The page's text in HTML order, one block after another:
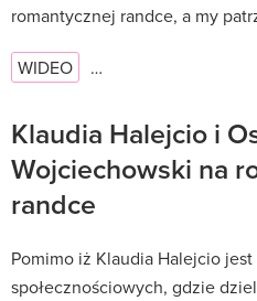
romantycznej randce, a my
WIDEO …
Klaudia Halejcio i
Wojciechowski na
randce
Pomimo iż Klaudia Halejcio
społecznościowych, gdzie